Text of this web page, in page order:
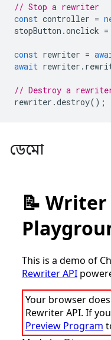
// Stop a rewriter
const controller =
stopButton .onclick =
const rewriter =
await rewriter .
// Destroy a
rewriter .destroy();
ডেমো